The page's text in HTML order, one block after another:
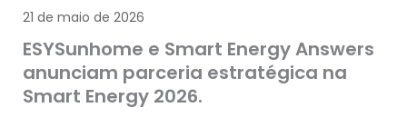
21 de maio de 2026
ESYSunhome e Smart Energy Answers
anunciam parceria estratégica na
Smart Energy 2026.